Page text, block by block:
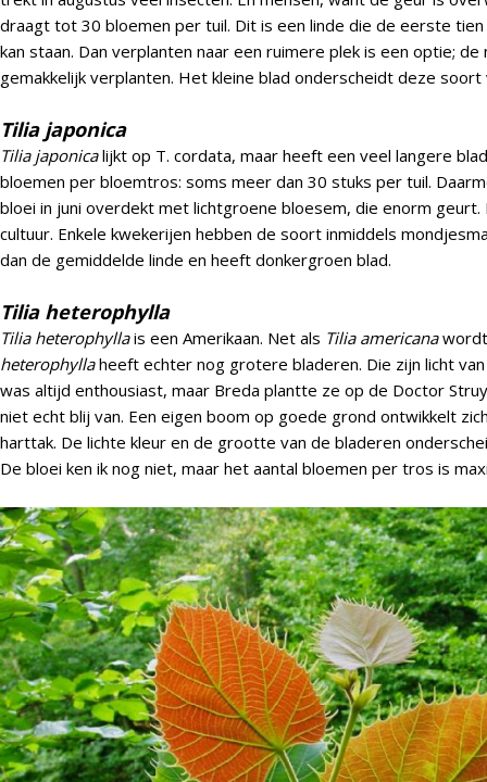
draagt tot 30 bloemen per tuil. Dit is een linde die de eerste
kan staan. Dan verplanten naar een ruimere plek is een optie;
gemakkelijk verplanten. Het kleine blad onderscheidt deze soort
Tilia japonica
Tilia japonicalijkt op T. cordata, maar heeft een veel langere
bloemen per bloemtros: soms meer dan 30 stuks per tuil.
bloei in juni overdekt met lichtgroene bloesem, die enorm geurt.
cultuur. Enkele kwekerijen hebben de soort inmiddels
dan de gemiddelde linde en heeft donkergroen blad.
Tilia heterophylla
Tilia heterophyllais een Amerikaan. Net als Tilia americana
heterophyllaheeft echter nog grotere bladeren. Die zijn licht
was altijd enthousiast, maar Breda plantte ze op de Doctor
niet echt blij van. Een eigen boom op goede grond ontwikkelt
harttak. De lichte kleur en de grootte van de bladeren
De bloei ken ik nog niet, maar het aantal bloemen per tros is